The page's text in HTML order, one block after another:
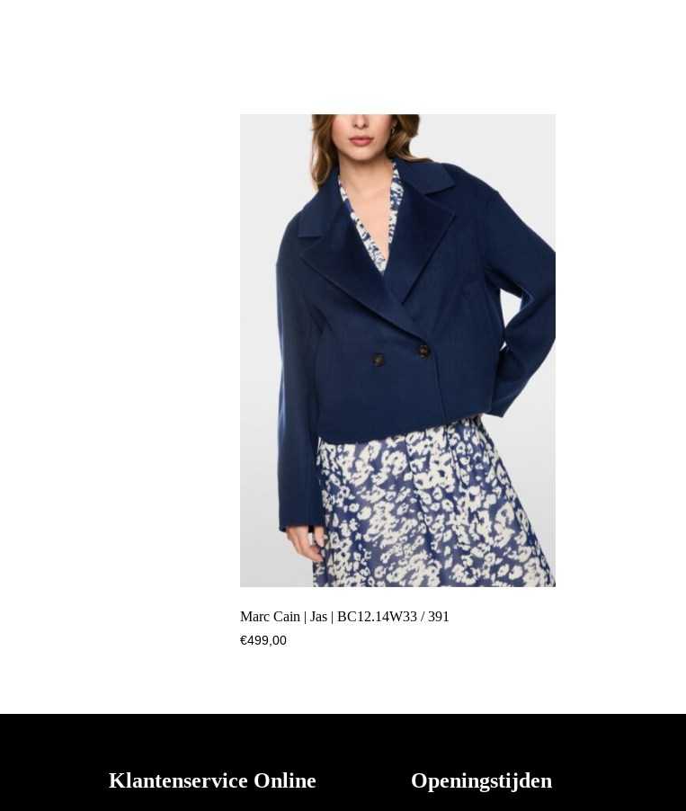
Marc Cain | Jas | BC12.14W33 / 391
€499,00
Klantenservice Online Openingstijden